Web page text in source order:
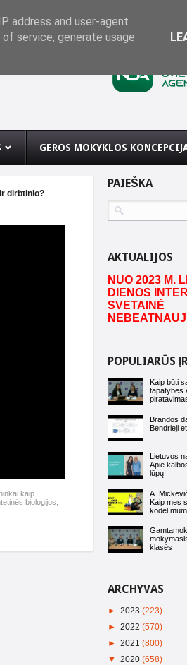
GEROS MOKYKLOS
dirbtinio?
kaip
biologijos,
PAIEŠKA
AKTUALIJOS
NUO 2023 M.
DIENOS
SVETAINĖ
POPULIARŪS
Kaip būti
tapatybės
Brandos
Bendrieji
Lietuvos
Apie
lūpų
A.
Kaip mes
kodėl
klasės
ARCHYVAS
► 2023 (223)
► 2022 (570)
► 2021 (800)
▼ 2020 (658)
address and user-agent
service, generate usage